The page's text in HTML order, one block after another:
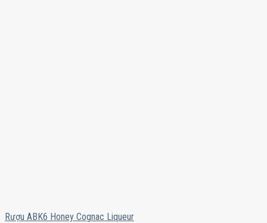
Rượu ABK6 Honey Cognac Liqueur